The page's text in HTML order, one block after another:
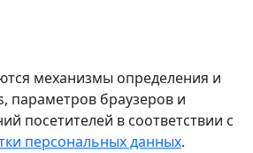
механизмы определения и
параметров браузеров и
посетителей в соответствии с
персональных данных.